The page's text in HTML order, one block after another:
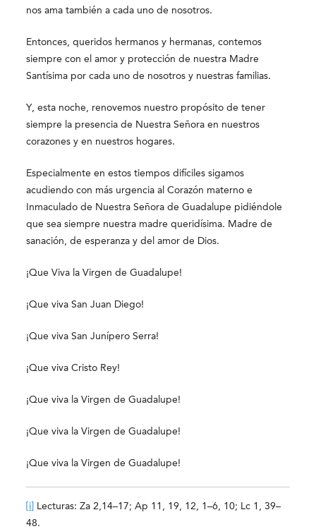
nos ama también a cada uno de nosotros.
Entonces, queridos hermanos y hermanas, contemos
siempre con el amor y protección de nuestra Madre
Santísima por cada uno de nosotros y nuestras familias.
Y, esta noche, renovemos nuestro propósito de tener
siempre la presencia de Nuestra Señora en nuestros
corazones y en nuestros hogares.
Especialmente en estos tiempos difíciles sigamos
acudiendo con más urgencia al Corazón materno e
Inmaculado de Nuestra Señora de Guadalupe pidiéndole
que sea siempre nuestra madre queridísima. Madre de
sanación, de esperanza y del amor de Dios.
¡Que Viva la Virgen de Guadalupe!
¡Que viva San Juan Diego!
¡Que viva San Junípero Serra!
¡Que viva Cristo Rey!
¡Que viva la Virgen de Guadalupe!
¡Que viva la Virgen de Guadalupe!
¡Que viva la Virgen de Guadalupe!
[i]
Lecturas: Za 2,14–17; Ap 11, 19, 12, 1–6, 10; Lc 1, 39–
48.